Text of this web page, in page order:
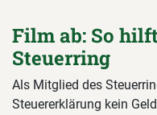
Film ab: So
Steuerring
Als Mitglied des
Steuererklärung kein